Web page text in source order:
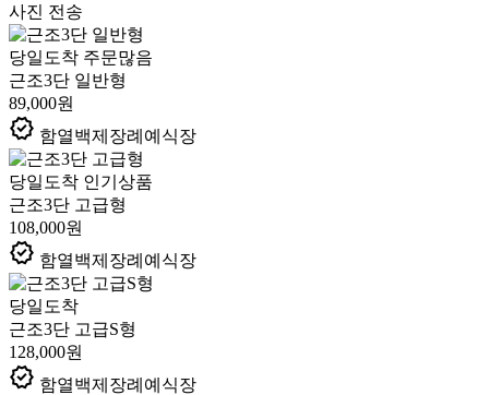
사진 전송
당일도착 주문많음
근조3단 일반형
89,000원
verified 함열백제장례예식장
당일도착 인기상품
근조3단 고급형
108,000원
verified 함열백제장례예식장
당일도착
근조3단 고급S형
128,000원
verified 함열백제장례예식장